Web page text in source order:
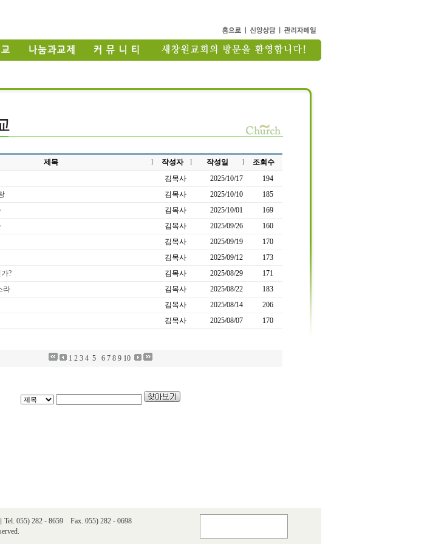
제목 l 작성자 l 작성일 l
조회수
김목사 2025/10/17
194
김목사 2025/10/10
185
김목사 2025/10/01
169
김목사 2025/09/26
160
김목사 2025/09/19
170
김목사 2025/09/12
173
? 김목사 2025/08/29
171
라 김목사 2025/08/22
183
김목사 2025/08/14
206
김목사 2025/08/07 170
1 2 3 4 5 6 7 8 9 10
055) 282 - 8659 Fax. 055) 282 - 0698